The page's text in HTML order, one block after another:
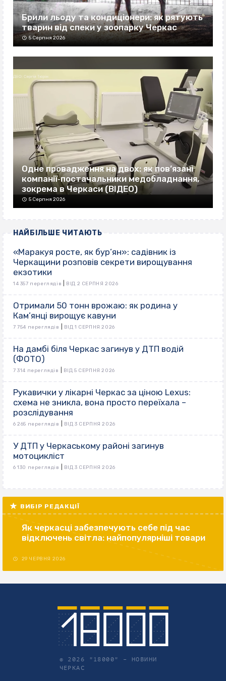
Брили льоду та кондиціонери: як рятують
тварин від спеки у зоопарку Черкас
5 Серпня 2026
Одне провадження на двох: як пов’язані
компанії‐постачальники медобладнання,
зокрема в Черкаси (ВІДЕО)
5 Серпня 2026
НАЙБІЛЬШЕ ЧИТАЮТЬ
«Маракуя росте, як бур’ян»: садівник із
Черкащини розповів секрети вирощування
екзотики
14 357 переглядів ВІД 2 СЕРПНЯ 2026
Отримали 50 тонн врожаю: як родина у
Кам’янці вирощує кавуни
7 754 переглядів ВІД 1 СЕРПНЯ 2026
На дамбі біля Черкас загинув у ДТП водій
(ФОТО)
7 314 переглядів ВІД 5 СЕРПНЯ 2026
Рукавички у лікарні Черкас за ціною Lexus:
схема не зникла, вона просто переїхала –
розслідування
6 265 переглядів ВІД 3 СЕРПНЯ 2026
У ДТП у Черкаському районі загинув
мотоцикліст
6 130 переглядів ВІД 3 СЕРПНЯ 2026
ВИБІР РЕДАКЦІЇ
Як черкасці забезпечують себе під час
відключень світла: найпопулярніші товари
29 ЧЕРВНЯ 2026
© 2026 "18000" – НОВИНИ
ЧЕРКАС